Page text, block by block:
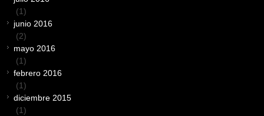
(1)
junio 2016
(2)
mayo 2016
(1)
febrero 2016
(1)
diciembre 2015
(1)